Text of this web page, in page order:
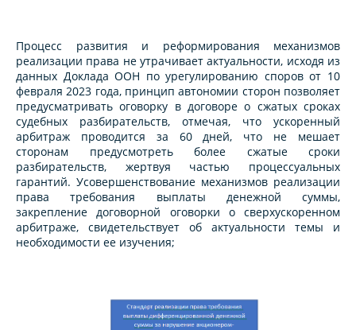
Процесс развития и реформирования механизмов
реализации права не утрачивает актуальности, исходя из
данных Доклада ООН по урегулированию споров от 10
февраля 2023 года, принцип автономии сторон позволяет
предусматривать оговорку в договоре о сжатых сроках
судебных разбирательств, отмечая, что ускоренный
арбитраж проводится за 60 дней, что не мешает
сторонам предусмотреть более сжатые сроки
разбирательств, жертвуя частью процессуальных
гарантий. Усовершенствование механизмов реализации
права требования выплаты денежной суммы,
закрепление договорной оговорки о сверхускоренном
арбитраже, свидетельствует об актуальности темы и
необходимости ее изучения;